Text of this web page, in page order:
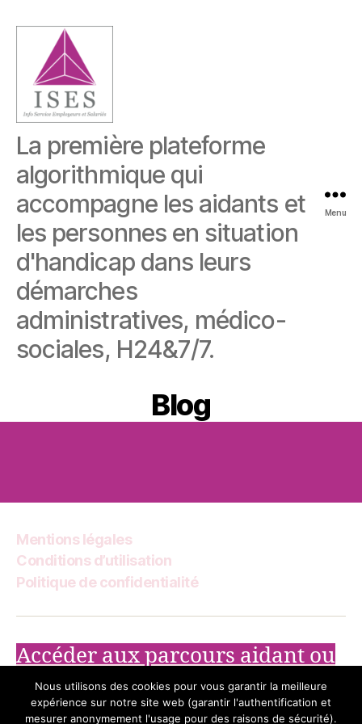
La première plateforme
algorithmique qui
accompagne les aidants et
les personnes en situation
d'handicap dans leurs
démarches
administratives, médico-
sociales, H24&7/7.
Menu
Blog
Mentions légales
Conditions d’utilisation
Politique de confidentialité
Accéder aux parcours aidant ou
handicap
Nous utilisons des cookies pour vous garantir la meilleure
expérience sur notre site web (garantir l'authentification et
mesurer anonymement l'usage pour des raisons de sécurité).